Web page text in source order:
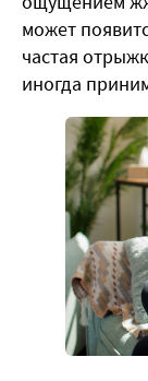
может
частая
иногда